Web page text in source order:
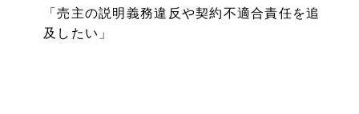
「売主の説明義務違反や契約不適合責任を追
及したい」